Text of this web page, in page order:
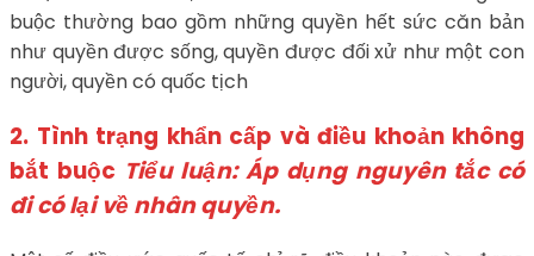
buộc thường bao gồm những quyền hết sức căn bản
như quyền được sống, quyền được đối xử như một con
người, quyền có quốc tịch
2. Tình trạng khẩn cấp và điều khoản không
bắt buộc Tiểu luận: Áp dụng nguyên tắc có
đi có lại về nhân quyền.